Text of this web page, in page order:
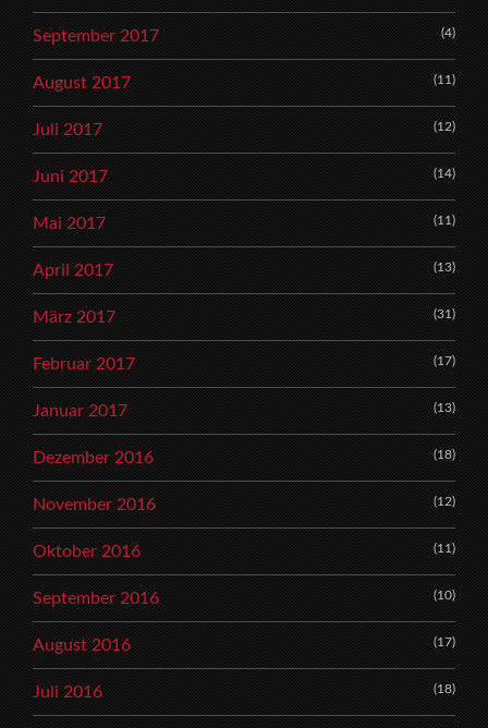
September 2017 (4)
August 2017 (11)
Juli 2017 (12)
Juni 2017 (14)
Mai 2017 (11)
April 2017 (13)
März 2017 (31)
Februar 2017 (17)
Januar 2017 (13)
Dezember 2016 (18)
November 2016 (12)
Oktober 2016 (11)
September 2016 (10)
August 2016 (17)
Juli 2016 (18)